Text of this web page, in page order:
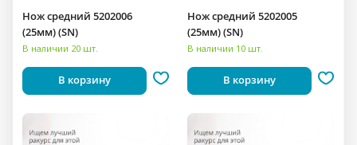
Нож средний 5202006
(25мм) (SN)
В наличии 20 шт.
В корзину
Нож средний 5202005
(25мм) (SN)
В наличии 10 шт.
В корзину